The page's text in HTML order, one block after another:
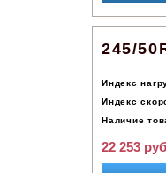
245/
Индекс
Индекс
Наличие
22 253